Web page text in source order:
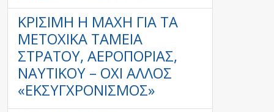
ΚΡΊΣΙΜΗ Η ΜΆΧΗ ΓΙΑ ΤΑ
ΜΕΤΟΧΙΚΆ ΤΑΜΕΊΑ
ΣΤΡΑΤΟΎ, ΑΕΡΟΠΟΡΊΑΣ,
ΝΑΥΤΙΚΟΎ – ΌΧΙ ΆΛΛΟΣ
«ΕΚΣΥΓΧΡΟΝΙΣΜΌΣ»